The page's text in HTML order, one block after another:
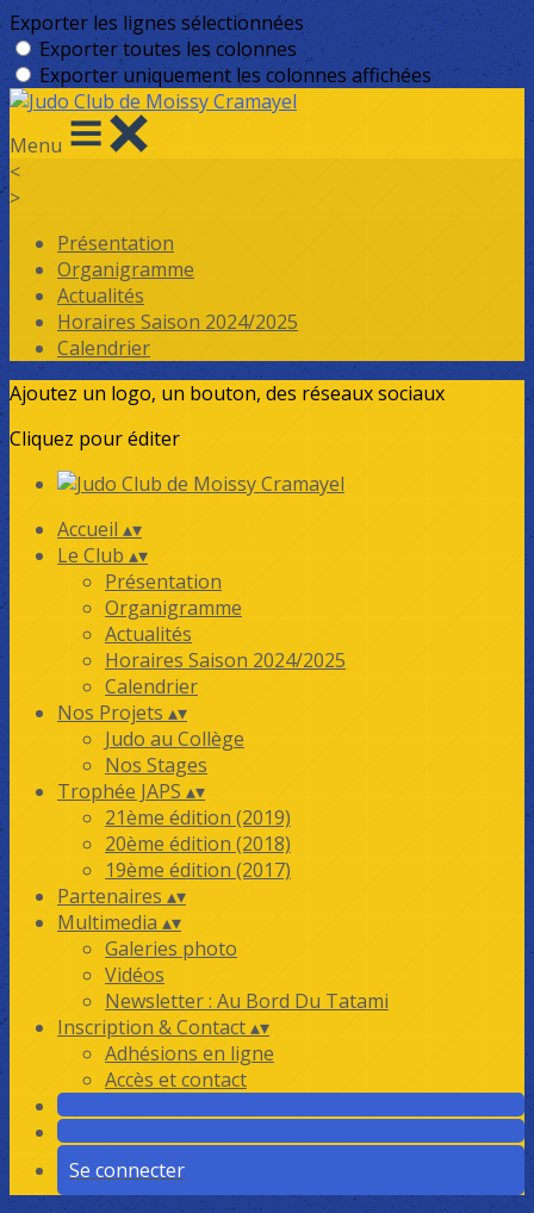
Exporter les lignes sélectionnées
Exporter toutes les colonnes
Exporter uniquement les colonnes affichées
Menu
<
>
Présentation
Organigramme
Actualités
Horaires Saison 2024/2025
Calendrier
Ajoutez un logo, un bouton, des réseaux sociaux
Cliquez pour éditer
Accueil ▴▾
Le Club ▴▾
Présentation
Organigramme
Actualités
Horaires Saison 2024/2025
Calendrier
Nos Projets ▴▾
Judo au Collège
Nos Stages
Trophée JAPS ▴▾
21ème édition (2019)
20ème édition (2018)
19ème édition (2017)
Partenaires ▴▾
Multimedia ▴▾
Galeries photo
Vidéos
Newsletter : Au Bord Du Tatami
Inscription & Contact▴▾
Adhésions en ligne
Accès et contact
Se connecter